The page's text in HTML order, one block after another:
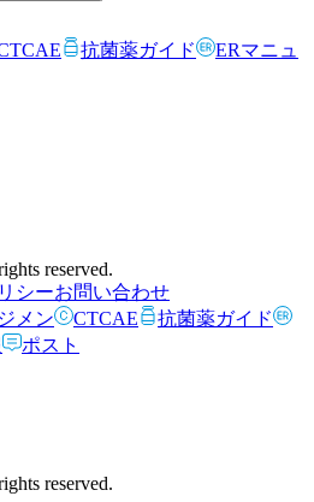
抗菌薬ガイド
ERマニュ
reserved.
シーお問い合わせ
メン CTCAE
抗菌薬ガイド
ポスト
reserved.